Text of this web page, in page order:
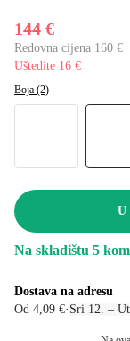
144 €
Redovna cijena 160 €
Uštedite 16 €
Boja (2)
U
Na skladištu 5
Dostava na adresu
Od 4,09 €· Sri 12. –